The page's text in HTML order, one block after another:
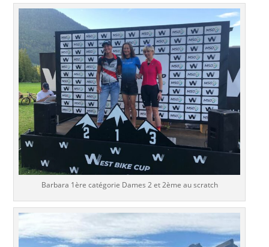
Barbara 1ère catégorie Dames 2 et 2ème au scratch